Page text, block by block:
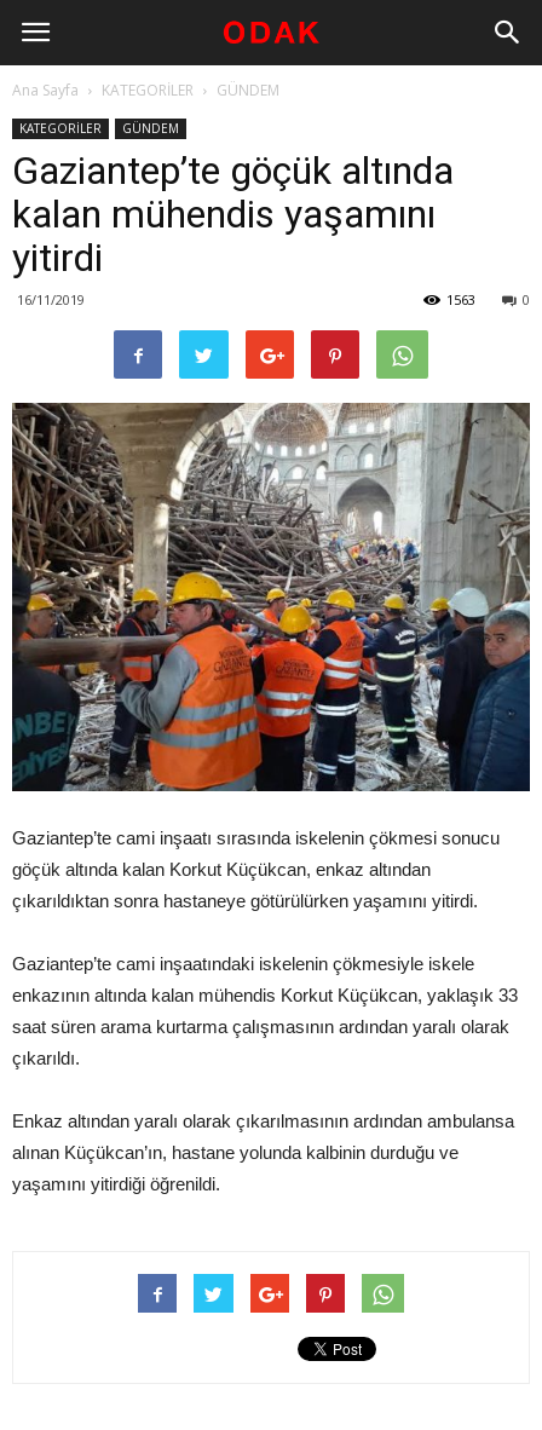
Ana Sayfa KATEGORİLER GÜNDEM
KATEGORİLER GÜNDEM
Gaziantep’te göçük altında
kalan mühendis yaşamını
yitirdi
16/11/2019 0
1563
Gaziantep’te cami inşaatı sırasında iskelenin çökmesi sonucu
göçük altında kalan Korkut Küçükcan, enkaz altından
çıkarıldıktan sonra hastaneye götürülürken yaşamını yitirdi.
Gaziantep’te cami inşaatındaki iskelenin çökmesiyle iskele
enkazının altında kalan mühendis Korkut Küçükcan, yaklaşık 33
saat süren arama kurtarma çalışmasının ardından yaralı olarak
çıkarıldı.
Enkaz altından yaralı olarak çıkarılmasının ardından ambulansa
alınan Küçükcan’ın, hastane yolunda kalbinin durduğu ve
yaşamını yitirdiği öğrenildi.